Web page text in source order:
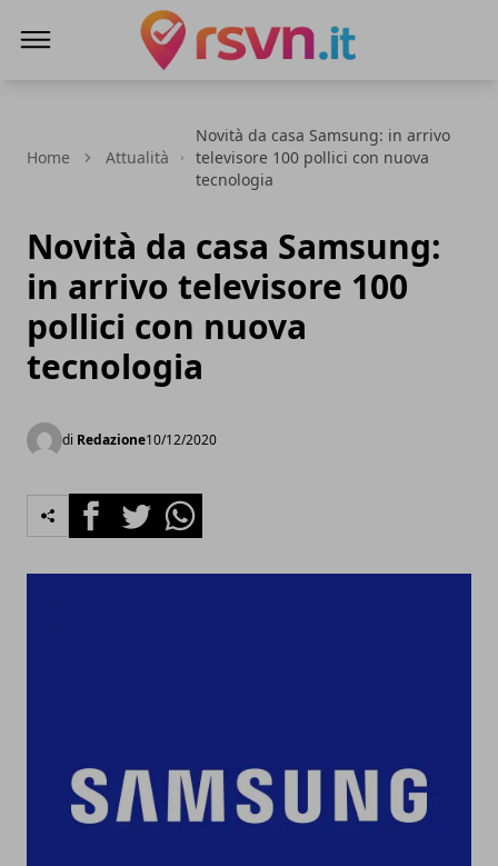
Home Attualità
Novità da casa Samsung: in arrivo
televisore 100 pollici con nuova
tecnologia
Novità da casa Samsung:
in arrivo televisore 100
pollici con nuova
tecnologia
di Redazione10/12/2020
FacebookTwitterWhatsapp